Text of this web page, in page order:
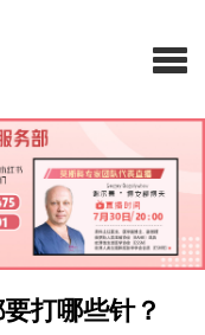
打哪些针？